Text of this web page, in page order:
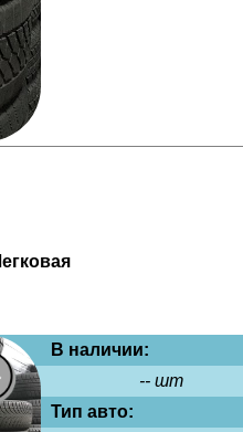
В наличии:
-- шт
Тип авто: